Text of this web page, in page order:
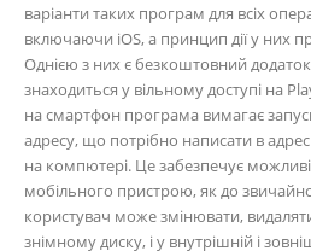
варіанти таких програм для всіх
включаючи iOS, а принцип дії у них
Однією з них є безкоштовний
знаходиться у вільному доступі на
на смартфон програма вимагає
адресу, що потрібно написати в
на компютері. Це забезпечує
мобільного пристрою, як до
користувач може змінювати,
знімному диску, і у внутрішній і